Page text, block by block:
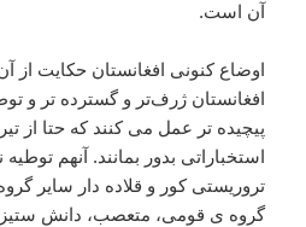
آن است.
اوضاع کنونی افغانستان حکایت از
افغانستان ژرف‌تر و گسترده تر و
پیچیده تر عمل می کنند که حتا از
استخباراتی بدور بمانند. آنهم
تروریستی کور و قلاده دار سایر
گروه ی قومی، متعصب، دانش